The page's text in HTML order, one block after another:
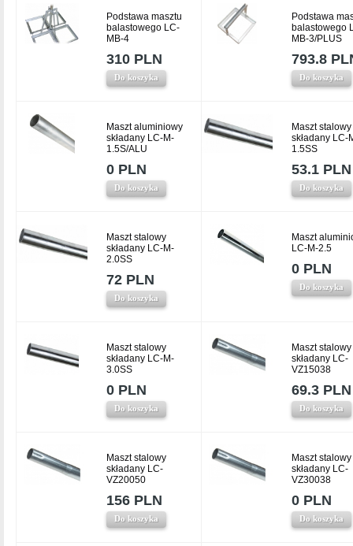
Podstawa masztu
balastowego LC-
MB-4
310 PLN
Do koszyka
Podstawa
balastowego
MB-3/PLUS
793.8
Do koszyka
Maszt aluminiowy
składany LC-M-
1.5S/ALU
0 PLN
Do koszyka
Maszt stalowy
składany LC-
1.5SS
53.1 PLN
Do koszyka
Maszt stalowy
składany LC-M-
2.0SS
72 PLN
Do koszyka
Maszt
LC-M-2.5
0 PLN
Do koszyka
Maszt stalowy
składany LC-M-
3.0SS
0 PLN
Do koszyka
Maszt stalowy
składany LC-
VZ15038
69.3 PLN
Do koszyka
Maszt stalowy
składany LC-
VZ20050
156 PLN
Do koszyka
Maszt stalowy
składany LC-
VZ30038
0 PLN
Do koszyka